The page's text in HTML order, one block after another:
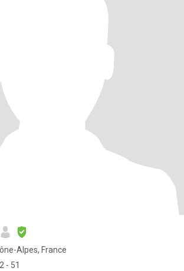
Alpes, France
- 51